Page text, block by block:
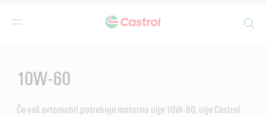
10W-60
Če vaš avtomobil potrebuje motorno olje 10W-60, olje Castrol